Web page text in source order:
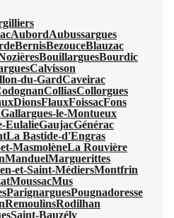
AubordAubussargues
BernisBezouceBlauzac
BouillarguesBourdic
Calvisson
du-GardCaveirac
ColliasCollorgues
DionsFlauxFoissacFons
Gallargues-le-Montueux
EulalieGaujacGénérac
La Bastide-d'Engras
MasmolèneLa Rouvière
ManduelMarguerittes
et-Saint-MédiersMontfrin
MoussacMus
ParignarguesPougnadoresse
RemoulinsRodilhan
Saint-Bauzély